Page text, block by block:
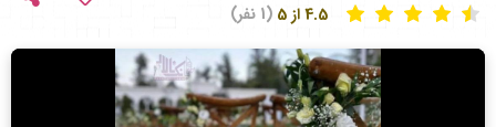
(1 نفر)